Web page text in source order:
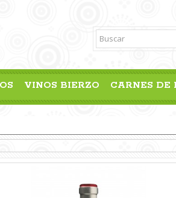
VINOS BIERZO CARNES DE